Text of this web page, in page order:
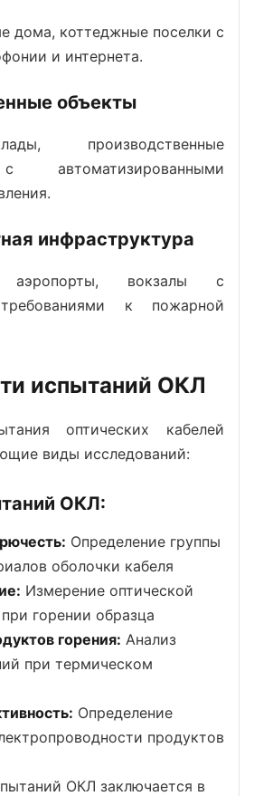
дома, коттеджные поселки с
и интернета.
объекты
производственные
инфраструктура
аэропорты, вокзалы с
к пожарной
испытаний ОКЛ
оптических кабелей
виды исследований:
ОКЛ:
Определение группы
оболочки кабеля
Измерение оптической
горении образца
горения: Анализ
при термическом
Определение
продуктов
ОКЛ заключается в